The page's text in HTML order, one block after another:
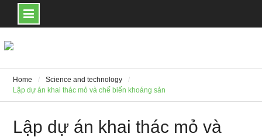
to
content
Home
Science and technology
Lập dự án khai thác mỏ và chế biến khoáng sản
Lập dự án khai thác mỏ và